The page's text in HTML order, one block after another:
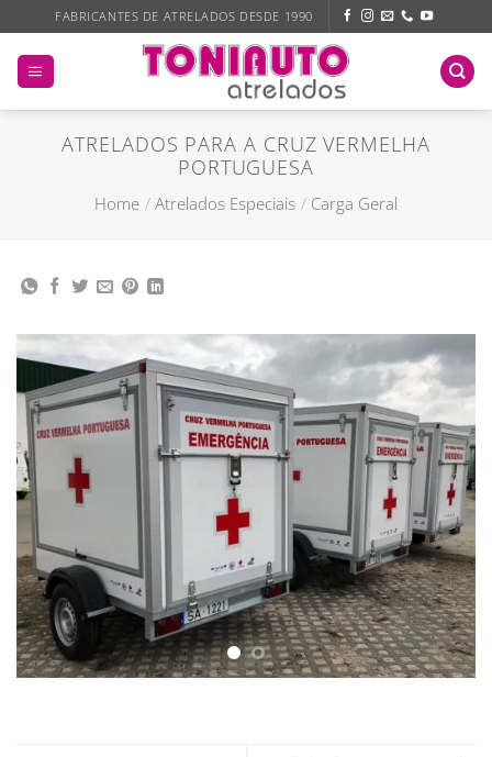
to
content
FABRICANTES DE ATRELADOS DESDE 1990
ATRELADOS PARA A CRUZ VERMELHA
PORTUGUESA
Home / Atrelados Especiais / Carga Geral